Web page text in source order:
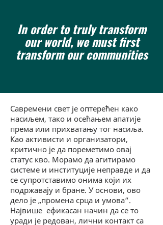
In order to truly transform
our world, we must first
transform our communities
Савремени свет је оптерећен како
насиљем, тако и осећањем апатије
према или прихватању тог насиља.
Као активисти и организатори,
критично је да пореметимо овај
статус кво. Морамо да агитирамо
системе и институције неправде и да
се супротставимо онима који их
подржавају и бране. У основи, ово
дело је „промена срца и умова“.
Највише ефикасан начин да се то
уради је редован, лични контакт са